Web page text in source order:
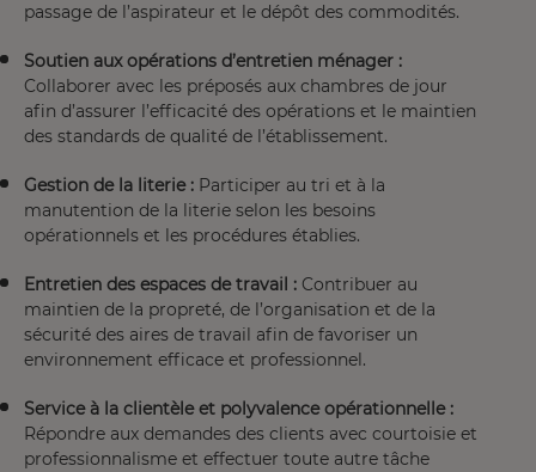
passage de l’aspirateur et le dépôt des commodités.
Soutien aux opérations d’entretien ménager :
Collaborer avec les préposés aux chambres de jour
afin d’assurer l’efficacité des opérations et le maintien
des standards de qualité de l’établissement.
Gestion de la literie : Participer au tri et à la
manutention de la literie selon les besoins
opérationnels et les procédures établies.
Entretien des espaces de travail : Contribuer au
maintien de la propreté, de l’organisation et de la
sécurité des aires de travail afin de favoriser un
environnement efficace et professionnel.
Service à la clientèle et polyvalence opérationnelle :
Répondre aux demandes des clients avec courtoisie et
professionnalisme et effectuer toute autre tâche